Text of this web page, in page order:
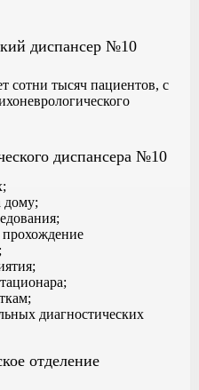
диспансер №10
сотни тысяч пациентов, с
диспансера №10
дому;
прохождение
диагностических
отделение